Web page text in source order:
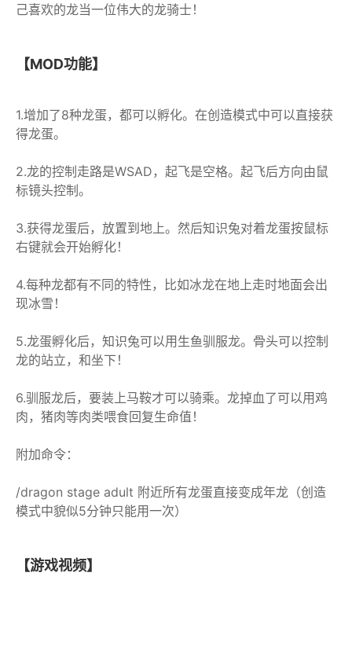
己喜欢的龙当一位伟大的龙骑士！
【MOD功能】
1.增加了8种龙蛋，都可以孵化。在创造模式中可以直接获
得龙蛋。
2.龙的控制走路是WSAD，起飞是空格。起飞后方向由鼠
标镜头控制。
3.获得龙蛋后，放置到地上。然后知识兔对着龙蛋按鼠标
右键就会开始孵化！
4.每种龙都有不同的特性，比如冰龙在地上走时地面会出
现冰雪！
5.龙蛋孵化后，知识兔可以用生鱼驯服龙。骨头可以控制
龙的站立，和坐下！
6.驯服龙后，要装上马鞍才可以骑乘。龙掉血了可以用鸡
肉，猪肉等肉类喂食回复生命值！
附加命令：
/dragon stage adult 附近所有龙蛋直接变成年龙（创造
模式中貌似5分钟只能用一次）
【游戏视频】